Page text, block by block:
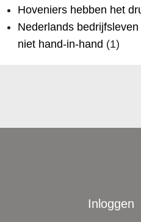
Hoveniers hebben het
Nederlands
niet hand-in-hand (1)
Inloggen